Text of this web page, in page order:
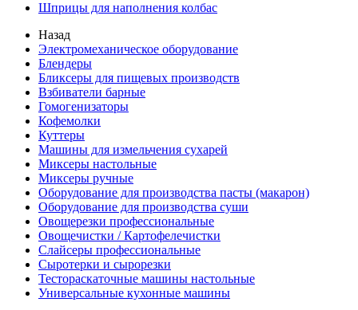
Шприцы для наполнения колбас
Назад
Электромеханическое оборудование
Блендеры
Бликсеры для пищевых производств
Взбиватели барные
Гомогенизаторы
Кофемолки
Куттеры
Машины для измельчения сухарей
Миксеры настольные
Миксеры ручные
Оборудование для производства пасты (макарон)
Оборудование для производства суши
Овощерезки профессиональные
Овощечистки / Картофелечистки
Слайсеры профессиональные
Сыротерки и сырорезки
Тестораскаточные машины настольные
Универсальные кухонные машины